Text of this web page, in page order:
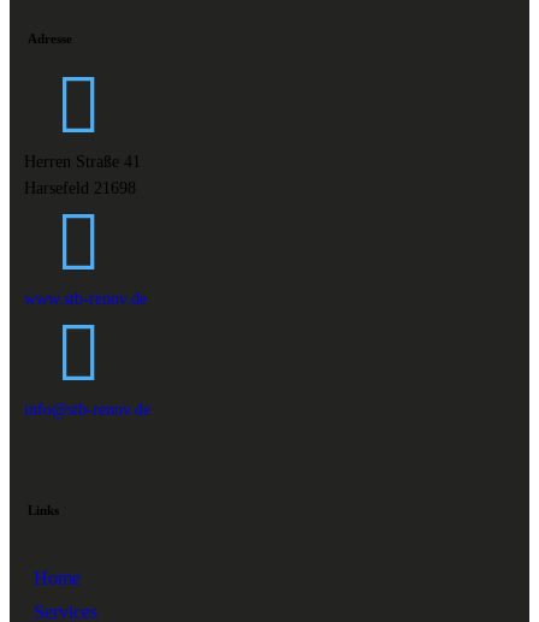
Adresse
Herren Straße 41
Harsefeld 21698
www.stb-renov.de
info@stb-renov.de
Links
Home
Services